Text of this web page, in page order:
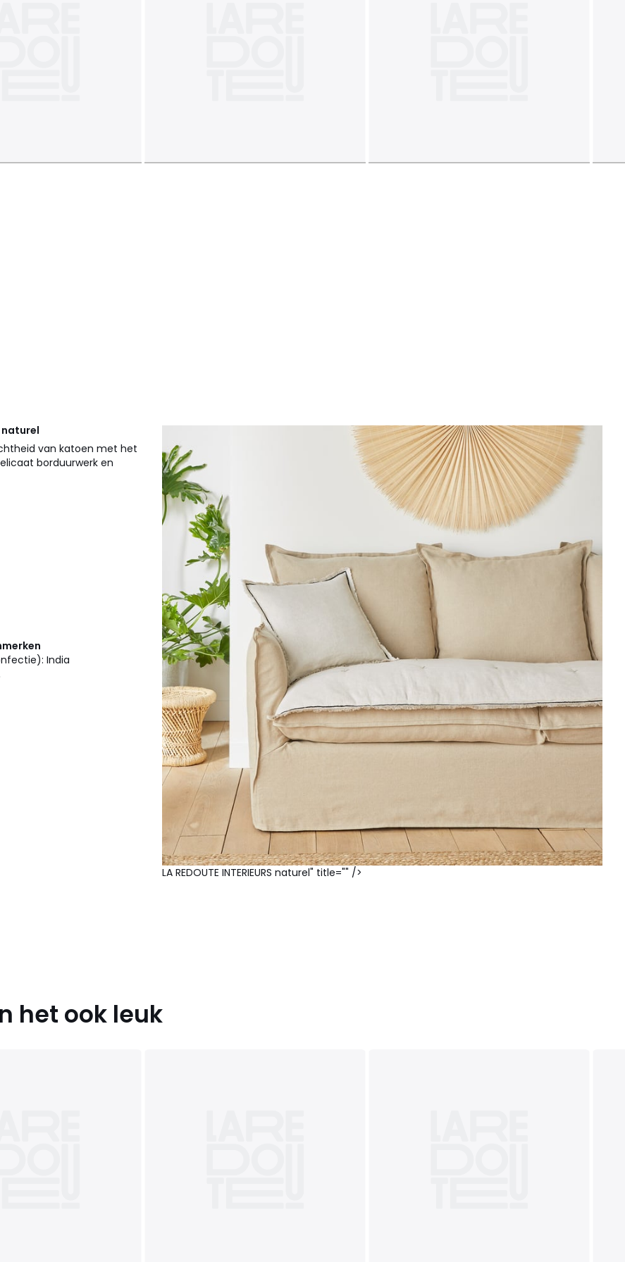
naturel
van katoen met het
borduurwerk en
India
LA REDOUTE INTERIEURS naturel" title="" />
het ook leuk